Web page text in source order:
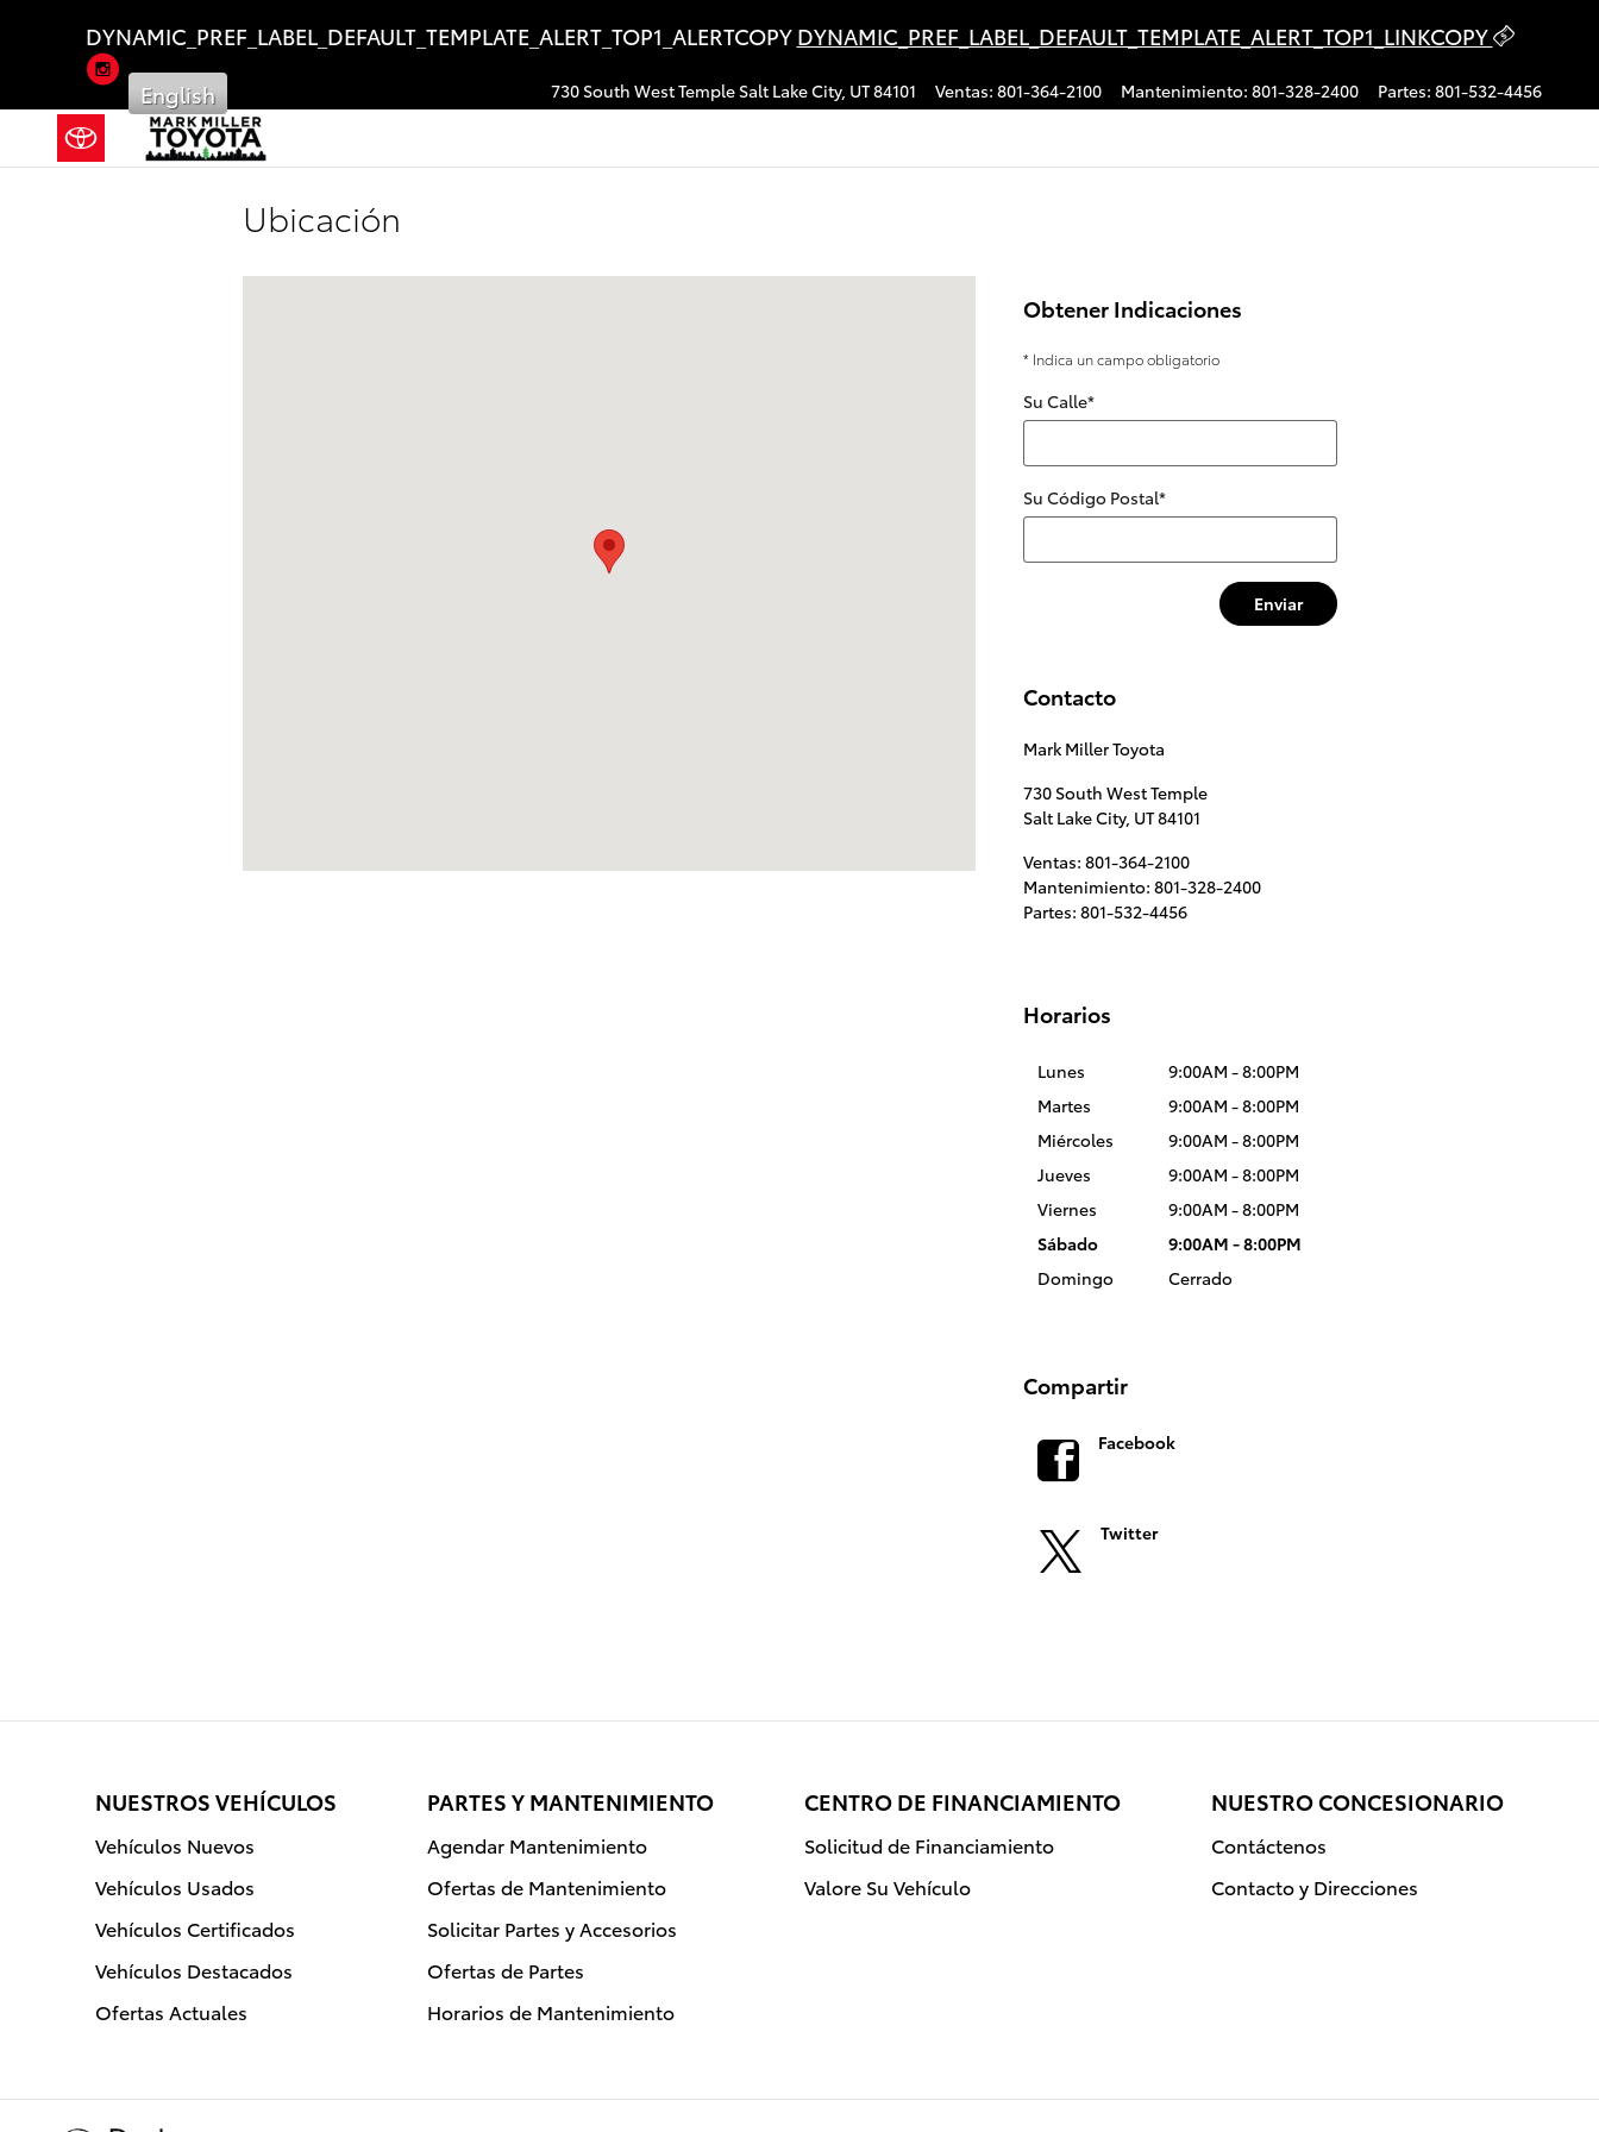
DYNAMIC_PREF_LABEL_DEFAULT_TEMPLATE_ALERT_TOP1_ALERTCOPY DYNAMIC_PREF_LABEL_DEFAULT_TEMPLATE_ALERT_TOP1_LINKCOPY
730 South West Temple Salt Lake City, UT84101 Ventas: 801-364-2100 Mantenimiento: 801-328-2400 Partes: 801-532-4456
English
Ubicación
Obtener Indicaciones
* Indica un campo obligatorio
Su Calle*
Su Código Postal*
Enviar
Contacto
Mark Miller Toyota
730 South West Temple
Salt Lake City, UT84101
Ventas: 801-364-2100
Mantenimiento: 801-328-2400
Partes: 801-532-4456
Horarios
Lunes
9:00AM - 8:00PM
Martes
9:00AM - 8:00PM
Miércoles
9:00AM - 8:00PM
Jueves
9:00AM - 8:00PM
Viernes
9:00AM - 8:00PM
Sábado
9:00AM - 8:00PM
Domingo
Cerrado
Compartir
Facebook
Twitter
NUESTROS VEHÍCULOS
Vehículos Nuevos
Vehículos Usados
Vehículos Certificados
Vehículos Destacados
Ofertas Actuales
PARTES Y MANTENIMIENTO
Agendar Mantenimiento
Ofertas de Mantenimiento
Solicitar Partes y Accesorios
Ofertas de Partes
Horarios de Mantenimiento
CENTRO DE FINANCIAMIENTO
Solicitud de Financiamiento
Valore Su Vehículo
NUESTRO CONCESIONARIO
Contáctenos
Contacto y Direcciones